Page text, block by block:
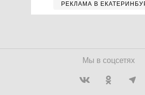
РЕКЛАМА В
Мы в соцсетях